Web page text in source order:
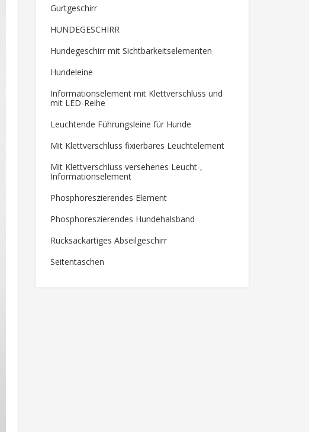
Gurtgeschirr
HUNDEGESCHIRR
Hundegeschirr mit Sichtbarkeitselementen
Hundeleine
Informationselement mit Klettverschluss und
mit LED-Reihe
Leuchtende Führungsleine für Hunde
Mit Klettverschluss fixierbares Leuchtelement
Mit Klettverschluss versehenes Leucht-,
Informationselement
Phosphoreszierendes Element
Phosphoreszierendes Hundehalsband
Rucksackartiges Abseilgeschirr
Seitentaschen